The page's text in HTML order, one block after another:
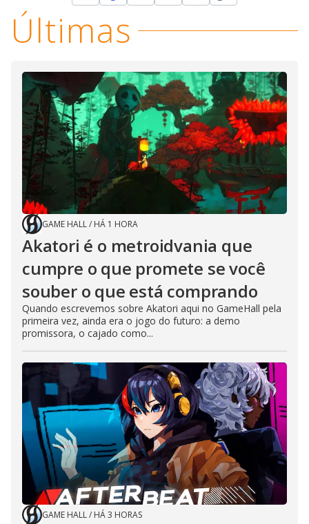
Últimas
GAME HALL/ HÁ 1 HORA
Akatori é o metroidvania que
cumpre o que promete se você
souber o que está comprando
Quando escrevemos sobre Akatori aqui no GameHall pela
primeira vez, ainda era o jogo do futuro: a demo
promissora, o cajado como...
GAME HALL/ HÁ 3 HORAS